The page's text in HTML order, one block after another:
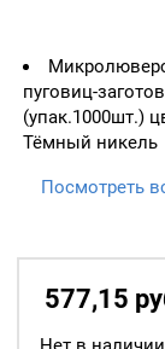
пуговиц-
(упак.1000шт.)
Тёмный никель
Для
Насадка для
Посмотреть
577,15 р